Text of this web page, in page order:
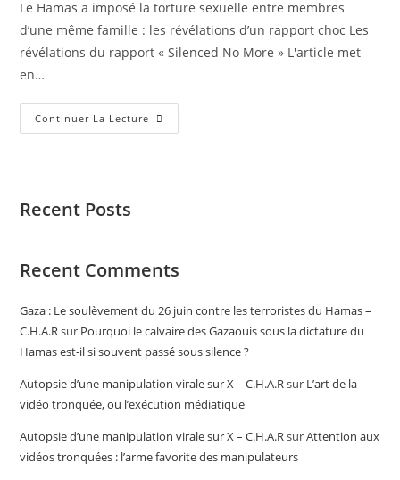
Le Hamas a imposé la torture sexuelle entre membres
d’une même famille : les révélations d’un rapport choc Les
révélations du rapport « Silenced No More » ​L'article met
en…
Continuer La Lecture
Recent Posts
Recent Comments
Gaza : Le soulèvement du 26 juin contre les terroristes du Hamas –
C.H.A.Rsur Pourquoi le calvaire des Gazaouis sous la dictature du
Hamas est-il si souvent passé sous silence ?
Autopsie d’une manipulation virale sur X – C.H.A.Rsur L’art de la
vidéo tronquée, ou l’exécution médiatique
Autopsie d’une manipulation virale sur X – C.H.A.RsurAttention aux
vidéos tronquées : l’arme favorite des manipulateurs